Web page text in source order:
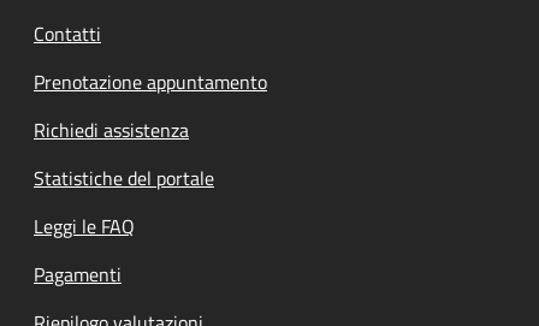
Contatti
Prenotazione appuntamento
Richiedi assistenza
Statistiche del portale
Leggi le FAQ
Pagamenti